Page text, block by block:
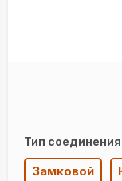
Тип соединения
Замковой